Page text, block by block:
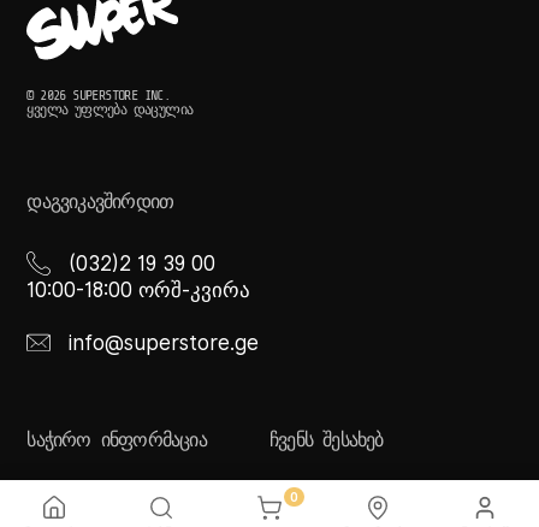
© 2026 SUPERSTORE INC.
ᲧᲕᲔᲚᲐ ᲣᲤᲚᲔᲑᲐ ᲓᲐᲪᲣᲚᲘᲐ
ᲓᲐᲒᲕᲘᲙᲐᲕᲨᲘᲠᲓᲘᲗ
(032)2 19 39 00
10:00-18:00 ორშ-კვირა
info@superstore.ge
ᲡᲐᲭᲘᲠᲝ ᲘᲜᲤᲝᲠᲛᲐᲪᲘᲐ
ხშირად დასმული
კითხვები
ᲩᲕᲔᲜᲡ ᲨᲔᲡᲐᲮᲔᲑ
სუპერი
სუპერი სათამაშოები
0